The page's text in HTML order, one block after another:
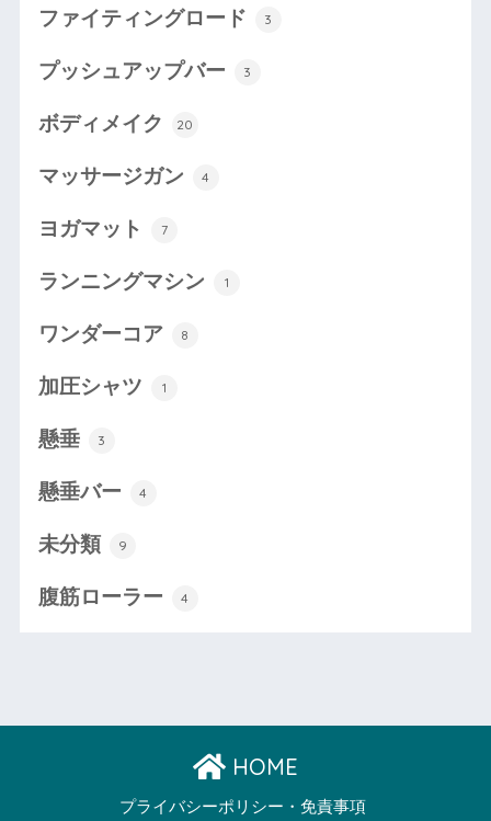
ファイティングロード 3
プッシュアップバー 3
ボディメイク 20
マッサージガン 4
ヨガマット 7
ランニングマシン 1
ワンダーコア 8
加圧シャツ 1
懸垂 3
懸垂バー 4
未分類 9
腹筋ローラー 4
HOME
プライバシーポリシー・免責事項